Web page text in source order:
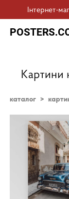
Інтернет-
Картини
каталог >